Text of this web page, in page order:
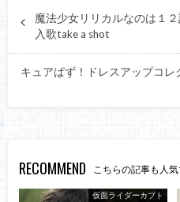
魔法少女リリカルなのは１
入歌take a shot
キュアぱず！ドレスアップコ
RECOMMEND こちらの記事も人気
仮面ライダーカブト